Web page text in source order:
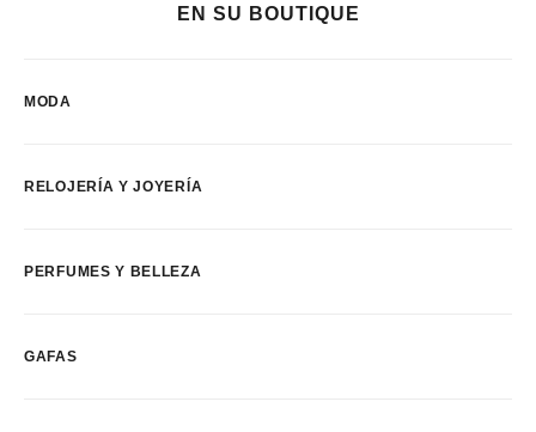
EN SU BOUTIQUE
MODA
RELOJERÍA Y JOYERÍA
PERFUMES Y BELLEZA
GAFAS